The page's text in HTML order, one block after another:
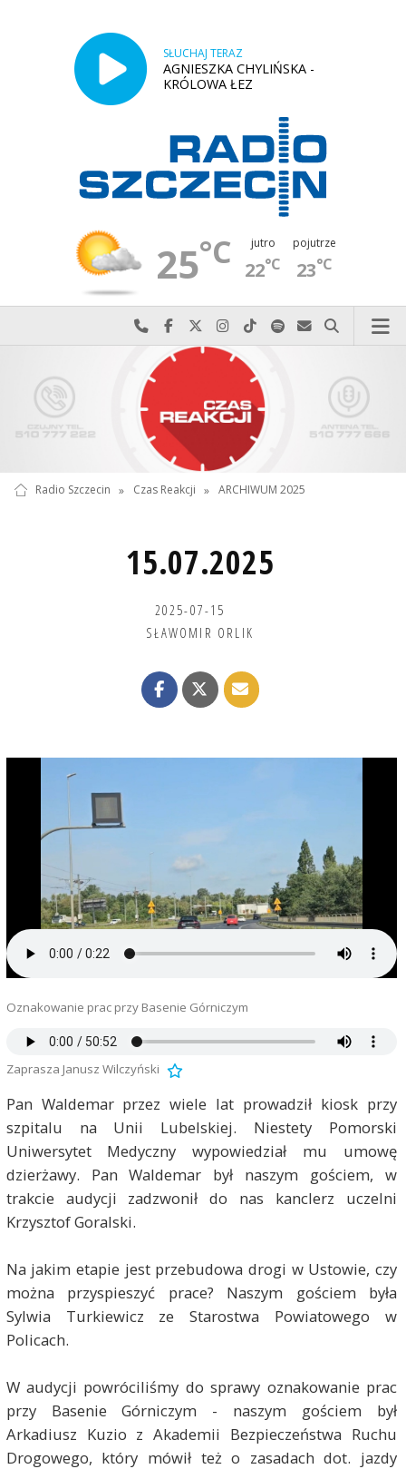
SŁUCHAJ TERAZ
AGNIESZKA CHYLIŃSKA -
KRÓLOWA ŁEZ
25°C jutro
22°C
pojutrze
23°C
Najlepiej po prostu do nas zadzwoń
Odwiedź nas na Facebook-u
Odwiedź nas na X
Odwiedź nas na Instagram-ie
Odwiedź nas na TikTok-u
Szukaj nas na Spotify
Wyślij do nas
Szukaj
Radio Szczecin » Czas Reakcji » ARCHIWUM 2025
15.07.2025
2025-07-15
SŁAWOMIR ORLIK
Oznakowanie prac przy Basenie Górniczym
Zaprasza Janusz Wilczyński
Pan Waldemar przez wiele lat prowadził kiosk przy
szpitalu na Unii Lubelskiej. Niestety Pomorski
Uniwersytet Medyczny wypowiedział mu umowę
dzierżawy. Pan Waldemar był naszym gościem, w
trakcie audycji zadzwonił do nas kanclerz uczelni
Krzysztof Goralski.
Na jakim etapie jest przebudowa drogi w Ustowie, czy
można przyspieszyć prace? Naszym gościem była
Sylwia Turkiewicz ze Starostwa Powiatowego w
Policach.
W audycji powróciliśmy do sprawy oznakowanie prac
przy Basenie Górniczym - naszym gościem był
Arkadiusz Kuzio z Akademii Bezpieczeństwa Ruchu
Drogowego, który mówił też o zasadach dot. jazdy